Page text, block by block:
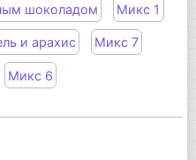
шоколадом Микс 1
и арахис Микс 7
Микс 6